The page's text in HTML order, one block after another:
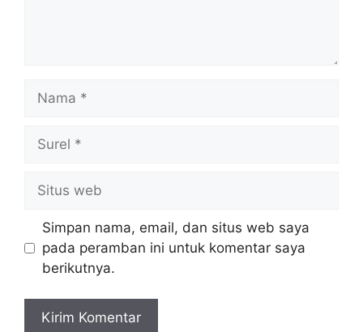
web
Simpan nama, email, dan situs web saya
pada peramban ini untuk komentar saya
berikutnya.